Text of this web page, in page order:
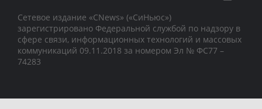
Сетевое издание «CNews» («СиНьюс»)
зарегистрировано Федеральной службой по надзору в
сфере связи, информационных технологий и массовых
коммуникаций 09.11.2018 за номером Эл № ФС77 –
74283